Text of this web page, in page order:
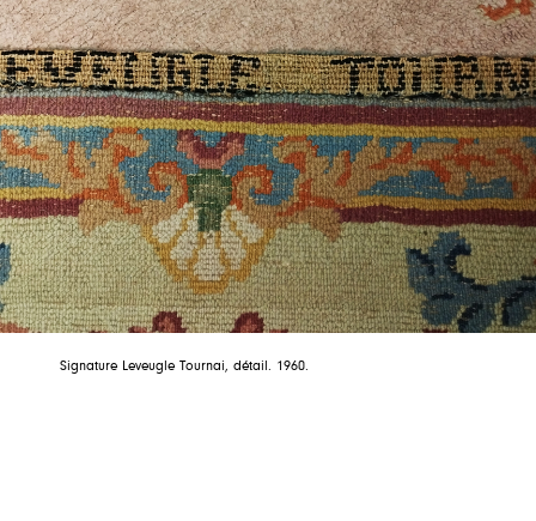
Signature Leveugle Tournai, détail. 1960.